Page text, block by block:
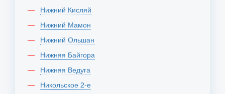
Нижний Кисляй
Нижний Мамон
Нижний Ольшан
Нижняя Байгора
Нижняя Ведуга
Никольское 2-е